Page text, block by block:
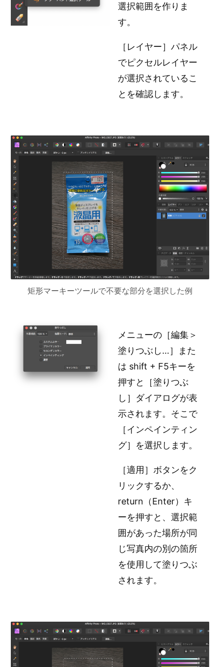
選択範囲を作りま
す。
［レイヤー］パネル
でピクセルレイヤー
が選択されているこ
とを確認します。
矩形マーキーツールで不要な部分を選択した例
メニューの［編集＞
塗りつぶし…］また
は shift + F5キーを
押すと［塗りつぶ
し］ダイアログが表
示されます。そこで
［インペインティン
グ］を選択します。
［適用］ボタンをク
リックするか、
return（Enter）キ
ーを押すと、選択範
囲があった場所が同
じ写真内の別の箇所
を使用して塗りつぶ
されます。